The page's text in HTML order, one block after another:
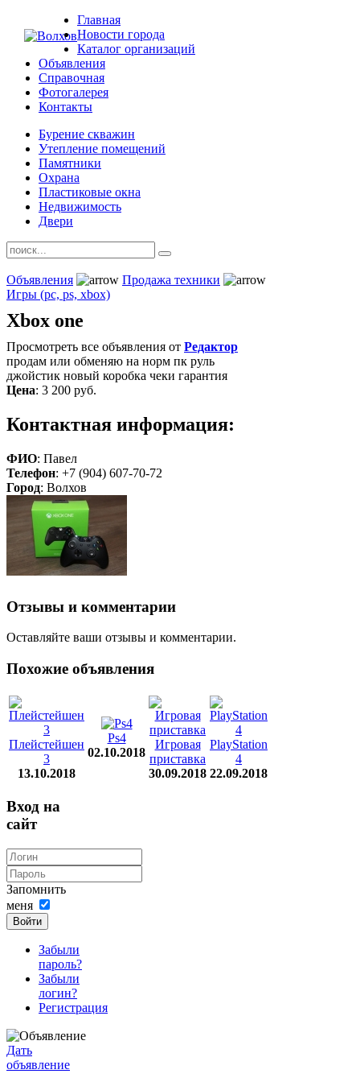
Главная
Новости города
Каталог организаций
Объявления
Справочная
Фотогалерея
Контакты
Бурение скважин
Утепление помещений
Памятники
Охрана
Пластиковые окна
Недвижимость
Двери
Объявления
Продажа техники
Игры (pc, ps, xbox)
Xbox one
Просмотреть все объявления от Редактор
продам или обменяю на норм пк руль
джойстик новый коробка чеки гарантия
Цена: 3 200 руб.
Контактная информация:
ФИО: Павел
Телефон: +7 (904) 607-70-72
Город: Волхов
Отзывы и комментарии
Оставляйте ваши отзывы и комментарии.
Похожие объявления
Плейстейшен
3
13.10.2018
Ps4
02.10.2018
Игровая
приставка
30.09.2018
PlayStation
4
22.09.2018
Вход на
сайт
Запомнить
меня
Войти
Забыли
пароль?
Забыли
логин?
Регистрация
Дать
объявление